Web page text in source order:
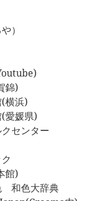
）
錦)
横浜)
愛媛県)
センター
館)
和色大辞典